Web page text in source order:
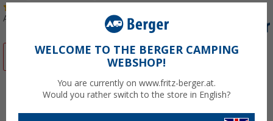
Art.-Nr.: 447850
WELCOME TO THE BERGER CAMPING
WEBSHOP!
You are currently on www.fritz-berger.at.
Would you rather switch to the store in English?